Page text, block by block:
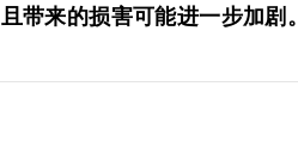
带来的损害可能进一步加剧。